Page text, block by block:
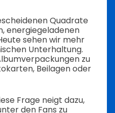
Quadrate
energiegeladenen
sehen wir mehr
Unterhaltung.
zu
Beilagen oder
Frage neigt dazu,
den Fans zu